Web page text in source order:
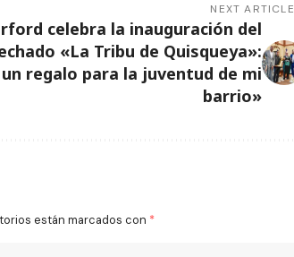
NEXT ARTICLE
celebra la inauguración del
«La Tribu de Quisqueya»:
un regalo para la juventud de mi
barrio»
están marcados con *